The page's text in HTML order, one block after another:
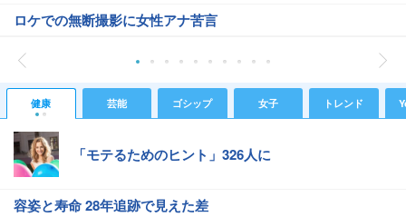
ロケでの無断撮影に女性アナ苦言
健康 芸能 ゴシップ 女子 トレンド
「モテるためのヒント」326人に
容姿と寿命 28年追跡で見えた差